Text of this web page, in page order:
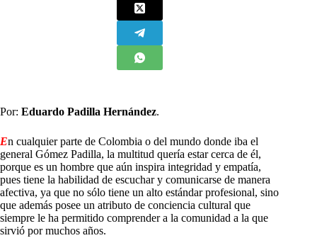
Por: Eduardo Padilla Hernández.
En cualquier parte de Colombia o del mundo donde iba el
general Gómez Padilla, la multitud quería estar cerca de él,
porque es un hombre que aún inspira integridad y empatía,
pues tiene la habilidad de escuchar y comunicarse de manera
afectiva, ya que no sólo tiene un alto estándar profesional, sino
que además posee un atributo de conciencia cultural que
siempre le ha permitido comprender a la comunidad a la que
sirvió por muchos años.